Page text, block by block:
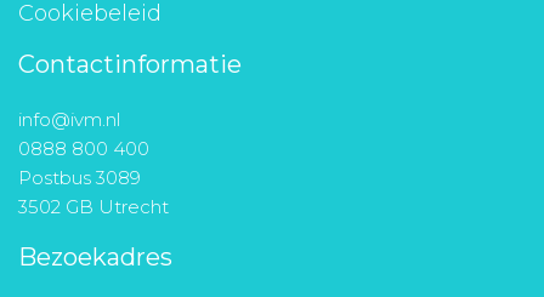
Cookiebeleid
Contactinformatie
info@ivm.nl
0888 800 400
Postbus 3089
3502 GB Utrecht
Bezoekadres